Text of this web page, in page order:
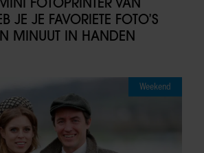
JE JE FAVORIETE FOTO’S
MINUUT IN HANDEN
Weekend